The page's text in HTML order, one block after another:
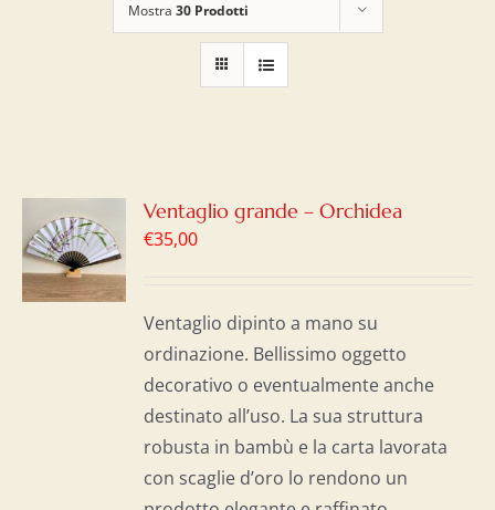
Mostra 30 Prodotti
Ventaglio grande – Orchidea
€35,00
Ventaglio dipinto a mano su
ordinazione. Bellissimo oggetto
decorativo o eventualmente anche
destinato all’uso. La sua struttura
robusta in bambù e la carta lavorata
con scaglie d’oro lo rendono un